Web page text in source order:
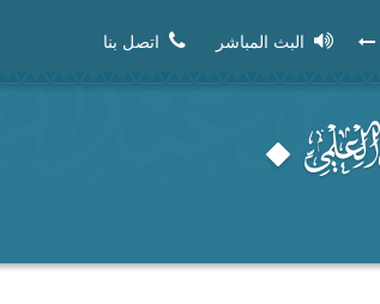
البث المباشر اتصل بنا